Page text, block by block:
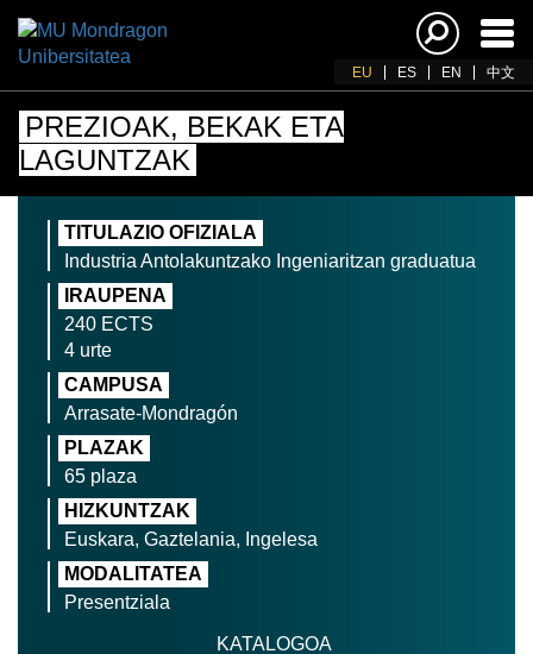
EU ES EN 中文
PREZIOAK, BEKAK ETA
LAGUNTZAK
TITULAZIO OFIZIALA
Industria Antolakuntzako Ingeniaritzan graduatua
IRAUPENA
240 ECTS
4 urte
CAMPUSA
Arrasate-Mondragón
PLAZAK
65 plaza
HIZKUNTZAK
Euskara, Gaztelania, Ingelesa
MODALITATEA
Presentziala
KATALOGOA